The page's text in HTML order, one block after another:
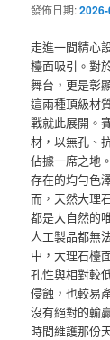
發佈日期:
走進一間精心
檯面吸引。對
舞台，更是彰
這兩種頂級材
戰就此展開。
材，以無孔、
佔據一席之地
存在的均勻色
而，天然大理
都是大自然的
人工製品都無
中，大理石檯
孔性與相對較
侵蝕，也較易
沒有絕對的輸
時間維護那份